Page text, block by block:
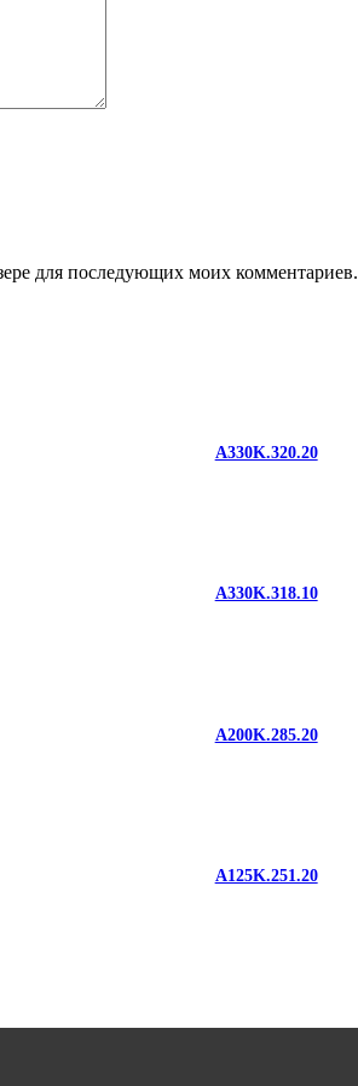
для последующих моих комментариев.
A330K.320.20
A330K.318.10
A200K.285.20
A125K.251.20